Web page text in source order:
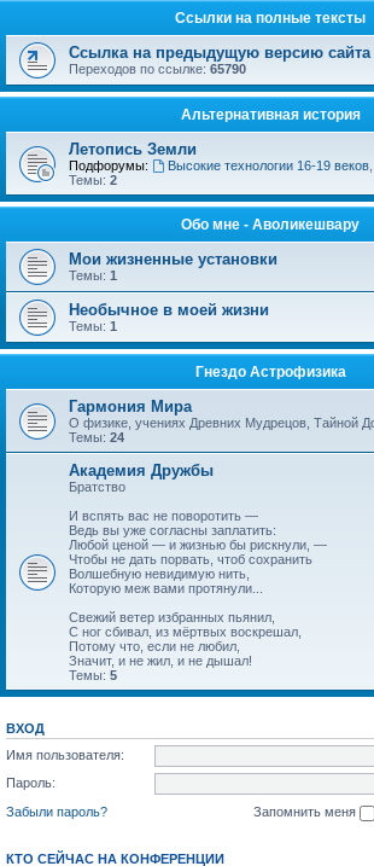
Ссылки на полные тексты
Ссылка на предыдущую версию сайта
Переходов по ссылке: 65790
Альтернативная история
Летопись Земли
Подфорумы: Высокие технологии 16-19 веков,
Темы: 2
Обо мне - Аволикешвару
Мои жизненные установки
Темы: 1
Необычное в моей жизни
Темы: 1
Гнездо Астрофизика
Гармония Мира
О физике, учениях Древних Мудрецов, Тайной
Темы: 24
Академия Дружбы
Братство
И вспять вас не поворотить —
Ведь вы уже согласны заплатить:
Любой ценой — и жизнью бы рискнули, —
Чтобы не дать порвать, чтоб сохранить
Волшебную невидимую нить,
Которую меж вами протянули...
Свежий ветер избранных пьянил,
С ног сбивал, из мёртвых воскрешал,
Потому что, если не любил,
Значит, и не жил, и не дышал!
Темы: 5
ВХОД
Имя пользователя:
Пароль:
Забыли пароль?
Запомнить меня
КТО СЕЙЧАС НА КОНФЕРЕНЦИИ